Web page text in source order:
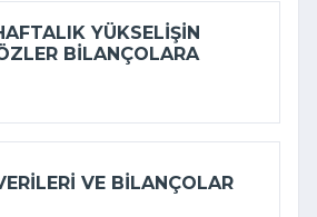
YÜKSELIŞIN
BILANÇOLARA
VE BILANÇOLAR